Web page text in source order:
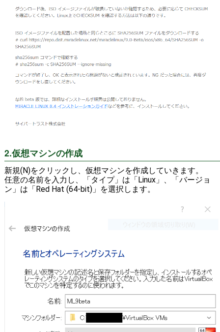
2.仮想マシンの作成
新規(N)をクリックし、仮想マシンを作成していきます。
任意の名前を入力し、「タイプ」は「Linux」、「バージョ
ン」は「Red Hat (64-bit)」を選択します。